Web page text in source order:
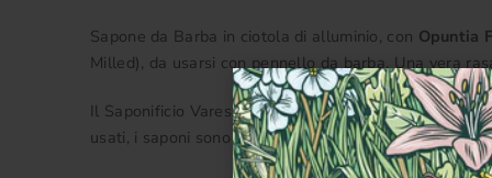
Sapone da Barba in ciotola di alluminio, con Opuntia
Milled), da usarsi con pennello da barba. Una vera
Il Saponificio Varesinorealizza saponi, scrub e
usati, i saponi sono realizzati con alghe, lavanda,